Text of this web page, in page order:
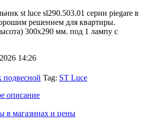
st luce sl290.503.01 серии piegare в
решением для квартиры.
300х290 мм. под 1 лампу с
14:26
подвесной Tag: ST Luce
описание
в магазинах и цены